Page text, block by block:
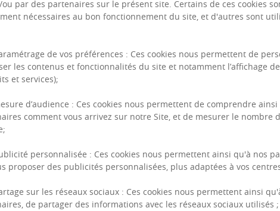
France (à la Déclaration
des projets)
29%
PART DES OPÉRATIONS
INTÉGRANT DU RÉEMPLOI
ET/OU BIOSOURCÉ *
par des partenaires sur le présent site. Certains de ces cookies
nécessaires au bon fonctionnement du site, et d'autres sont
de vos préférences : Ces cookies nous permettent de
les contenus et fonctionnalités du site et notamment l’affichage
et services);
d’audience : Ces cookies nous permettent de comprendre
comment vous arrivez sur notre Site, et de mesurer le nombre
personnalisée : Ces cookies nous permettent ainsi qu'à nos
proposer des publicités personnalisées, plus adaptées à vos
sur les réseaux sociaux : Ces cookies nous permettent ainsi
de partager des informations avec les réseaux sociaux utilisés ;